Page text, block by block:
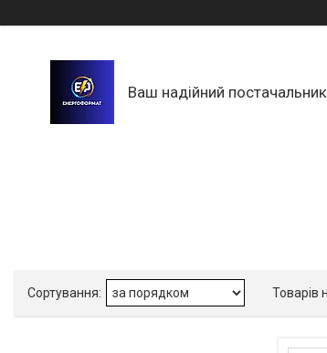
Ваш надійний постачальник